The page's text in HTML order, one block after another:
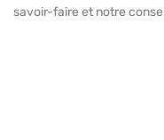
savoir-faire et notre